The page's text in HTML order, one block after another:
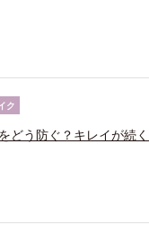
ク
どう防ぐ？キレイが続